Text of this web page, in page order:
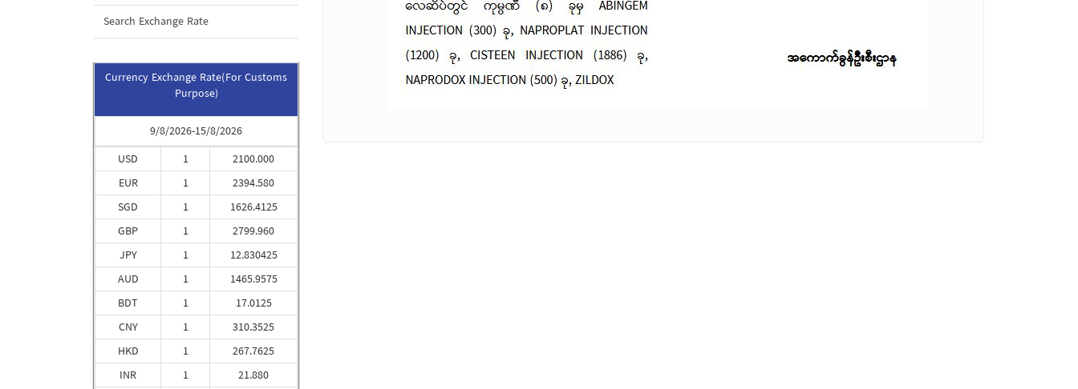
Search Exchange Rate
Currency Exchange Rate(For Customs
Purpose)
9/8/2026-15/8/2026
USD
EUR
SGD
GBP
JPY
AUD
BDT
CNY
HKD
INR
1
1
1
1
1
1
1
1
1
1
2100.000
2394.580
1626.4125
2799.960
12.830425
1465.9575
17.0125
310.3525
267.7625
21.880